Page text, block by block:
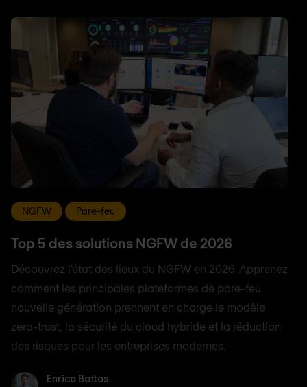
NGFW Pare-feu
Top 5 des solutions NGFW de 2026
Découvrez l'état des lieux du NGFW en 2026. Apprenez
comment les principales plateformes de pare-feu
nouvelle génération prennent en charge le modèle
zero-trust, la sécurité du cloud hybride et la réduction
des risques pour les entreprises modernes.
Enrico BottosEnrico Bottos